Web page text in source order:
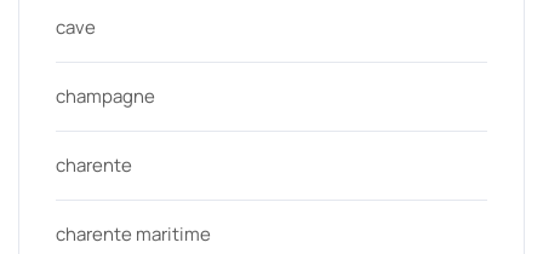
cave
champagne
charente
charente maritime